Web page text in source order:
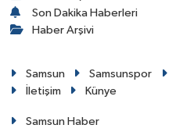
Son Dakika Haberleri
Haber Arşivi
Samsun Samsunspor
İletişim
Künye
Samsun Haber